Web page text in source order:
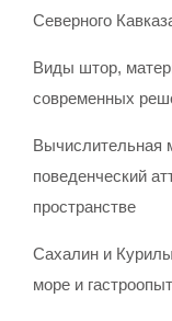
Северного
Виды штор,
современных
Вычислительная
поведенческий
пространстве
Сахалин и Курилы
море и гастроопыт